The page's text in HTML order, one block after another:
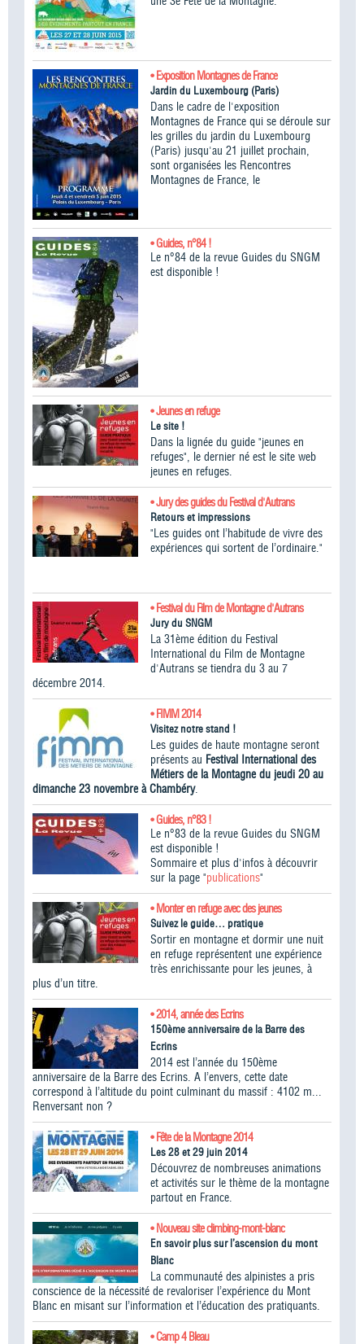
• Exposition Montagnes de France
Jardin du Luxembourg (Paris)
Dans le cadre de l'exposition
Montagnes de France qui se déroule sur
les grilles du jardin du Luxembourg
(Paris) jusqu'au 21 juillet prochain,
sont organisées les Rencontres
Montagnes de France, le
• Guides, n°84 !
Le n°84 de la revue Guides du SNGM
est disponible !
• Jeunes en refuge
Le site !
Dans la lignée du guide "jeunes en
refuges", le dernier né est le site web
jeunes en refuges.
• Jury des guides du Festival d'Autrans
Retours et impressions
"Les guides ont l’habitude de vivre des
expériences qui sortent de l’ordinaire."
• Festival du Film de Montagne d'Autrans
Jury du SNGM
La 31ème édition du Festival
International du Film de Montagne
d'Autrans se tiendra du 3 au 7
décembre 2014.
• FIMM 2014
Visitez notre stand !
Les guides de haute montagne seront
présents au Festival International des
Métiers de la Montagne du jeudi 20 au
dimanche 23 novembre à Chambéry.
• Guides, n°83 !
Le n°83 de la revue Guides du SNGM
est disponible !
Sommaire et plus d'infos à découvrir
sur la page "publications"
• Monter en refuge avec des jeunes
Suivez le guide… pratique
Sortir en montagne et dormir une nuit
en refuge représentent une expérience
très enrichissante pour les jeunes, à
plus d’un titre.
• 2014, année des Ecrins
150ème anniversaire de la Barre des
Ecrins
2014 est l’année du 150ème
anniversaire de la Barre des Ecrins. A l’envers, cette date
correspond à l’altitude du point culminant du massif : 4102 m...
Renversant non ?
• Fête de la Montagne 2014
Les 28 et 29 juin 2014
Découvrez de nombreuses animations
et activités sur le thème de la montagne
partout en France.
• Nouveau site climbing-mont-blanc
En savoir plus sur l’ascension du mont
Blanc
La communauté des alpinistes a pris
conscience de la nécessité de revaloriser l’expérience du Mont
Blanc en misant sur l’information et l’éducation des pratiquants.
• Camp 4 Bleau